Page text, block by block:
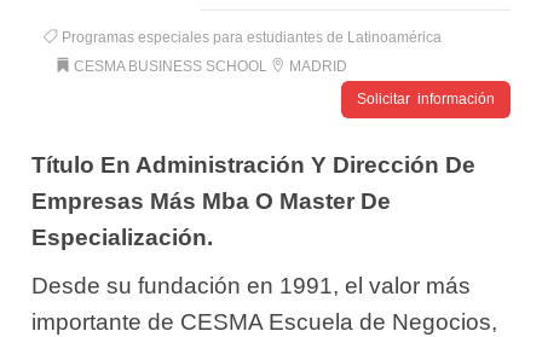
Programas especiales para estudiantes de Latinoamérica
CESMA BUSINESS SCHOOL
MADRID
Solicitar información
Título En Administración Y Dirección De
Empresas Más Mba O Master De
Especialización.
Desde su fundación en 1991, el valor más
importante de CESMA Escuela de Negocios,